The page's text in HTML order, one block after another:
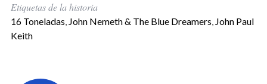
Etiquetas de la historia
16 Toneladas, John Nemeth & The Blue Dreamers, John Paul
Keith